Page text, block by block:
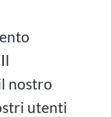
nostro
utenti